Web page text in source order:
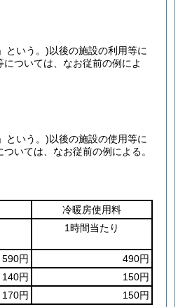
という。)以後の施設の利用等に
ついては、なお従前の例によ
という。)以後の施設の使用等に
いては、なお従前の例による。
冷暖房使用料
1時間当たり
590円
490円
140円
150円
170円 150円